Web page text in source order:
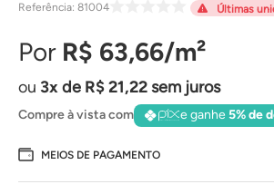
Referência: 81004 Últimas
R$ 63,66
3 de R$21,22sem juros
Compre à vista com e ganhe5% de
MEIOS DE PAGAMENTO